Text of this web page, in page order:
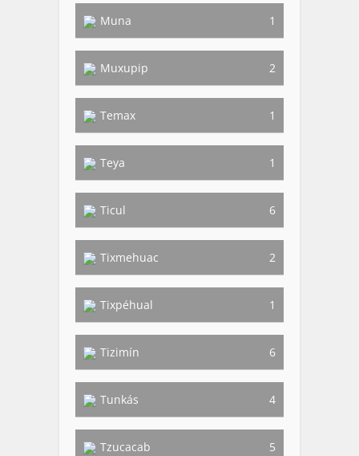
Muna 1
Muxupip 2
Temax 1
Teya 1
Ticul 6
Tixmehuac 2
Tixpéhual 1
Tizimín 6
Tunkás 4
Tzucacab 5